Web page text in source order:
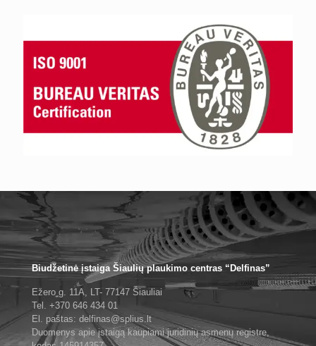
Biudžetinė įstaiga Šiaulių plaukimo centras “Delfinas”
Ežero g. 11A, LT- 77147 Šiauliai
Tel. +370 646 434 01
El. paštas: delfinas@splius.lt
Duomenys apie įstaigą kaupiami juridinių asmenų registre,